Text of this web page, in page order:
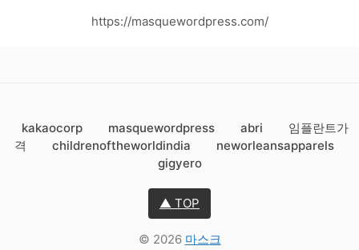
https://masquewordpress.com/
kakaocorp masquewordpress abri
임플란트가
격
childrenoftheworldindia
neworleansapparels
gigyero
▲ TOP
© 2026 마스크